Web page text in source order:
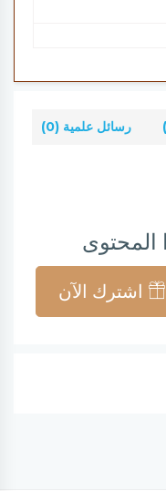
رسائل علمية (0)
المحتوى
اشترك الآن